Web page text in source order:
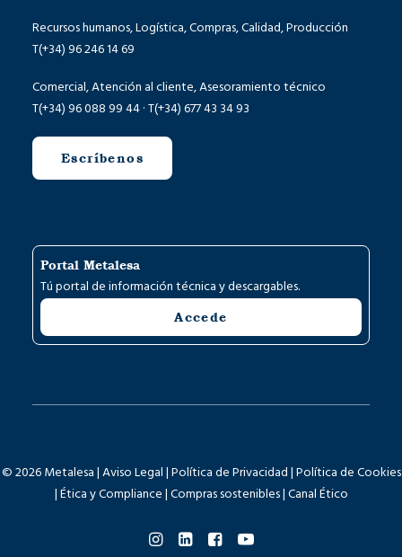
Recursos humanos, Logística, Compras, Calidad, Producción
T(+34) 96 246 14 69
Comercial, Atención al cliente, Asesoramiento técnico
T(+34) 96 088 99 44 · T(+34) 677 43 34 93
Escríbenos
Portal Metalesa
Tú portal de información técnica y descargables.
Accede
© 2026 Metalesa | Aviso Legal | Política de Privacidad | Política de Cookies
| Ética y Compliance | Compras sostenibles| Canal Ético